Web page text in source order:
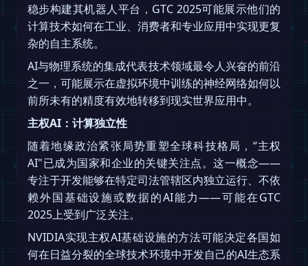
稳步构建其机器人平台，GTC 2025可能展示他们的
计算技术如何在工业、消费者和专业应用中实现更复
杂的自主系统。
AI与物理系统的集成代表技术领域最令人兴奋的前沿
之一，可能展示在虚拟环境中训练的神经网络如何以
前所未有的精度有效地转移到现实世界应用中。
主权AI：计算独立性
随着地缘政治紧张局势重塑全球科技格局，“主权
AI"已成为国家和企业的关键关注点。这一概念——
专注于开发能够在特定司法管辖区内独立运行、不依
赖外国基础设施或数据的AI能力——可能在GTC
2025上受到广泛关注。
NVIDIA实现主权AI基础设施的方法可能决定各国如
何在日益分裂的全球技术环境中开发自己的AI生态系